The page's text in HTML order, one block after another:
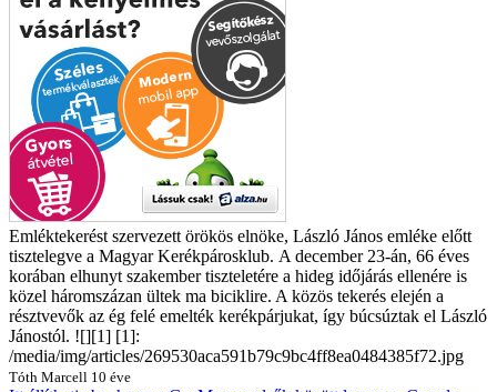
Emléktekerést szervezett örökös elnöke, László János emléke előtt
tisztelegve a Magyar Kerékpárosklub. A december 23-án, 66 éves
korában elhunyt szakember tiszteletére a hideg időjárás ellenére is
közel háromszázan ültek ma biciklire. A közös tekerés elején a
résztvevők az ég felé emelték kerékpárjukat, így búcsúztak el László
Jánostól. ![][1] [1]:
/media/img/articles/269530aca591b79c9bc4ff8ea0484385f72.jpg
Tóth Marcell 10 éve